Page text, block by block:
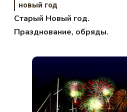
новый год
Старый Новый год.
Празднование, обряды.